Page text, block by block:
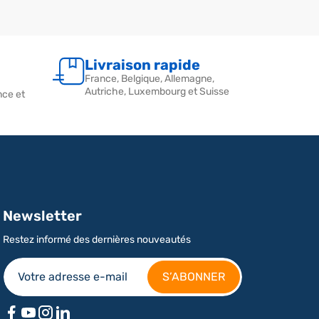
et
Livraison rapide
France, Belgique, Allemagne,
Autriche, Luxembourg et Suisse
Newsletter
Restez informé des dernières nouveautés